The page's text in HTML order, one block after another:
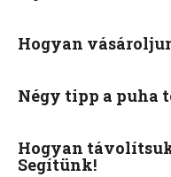
Hogyan
Négy tipp a puha
Hogyan
Segítünk!